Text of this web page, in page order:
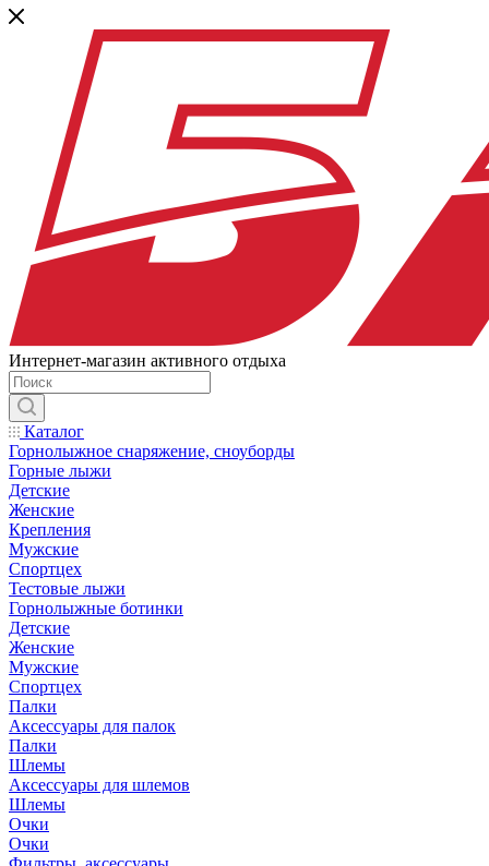
Интернет-магазин активного отдыха
Каталог
Горнолыжное снаряжение, сноуборды
Горные лыжи
Детские
Женские
Крепления
Мужские
Спортцех
Тестовые лыжи
Горнолыжные ботинки
Детские
Женские
Мужские
Спортцех
Палки
Аксессуары для палок
Палки
Шлемы
Аксессуары для шлемов
Шлемы
Очки
Очки